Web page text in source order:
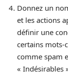
Donnez un
et les actions
définir une
certains mots-
comme spam
« Indésirables